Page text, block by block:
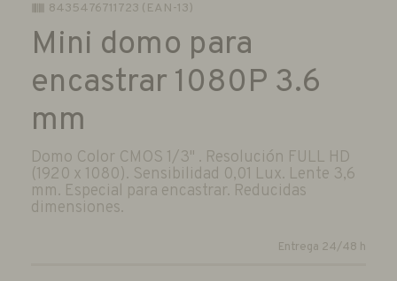
8435476711723 (EAN-13)
Mini domo para
encastrar 1080P 3.6
mm
Domo Color CMOS 1/3" . Resolución FULL HD
(1920 x 1080). Sensibilidad 0,01 Lux. Lente 3,6
mm. Especial para encastrar. Reducidas
dimensiones.
Entrega 24/48 h